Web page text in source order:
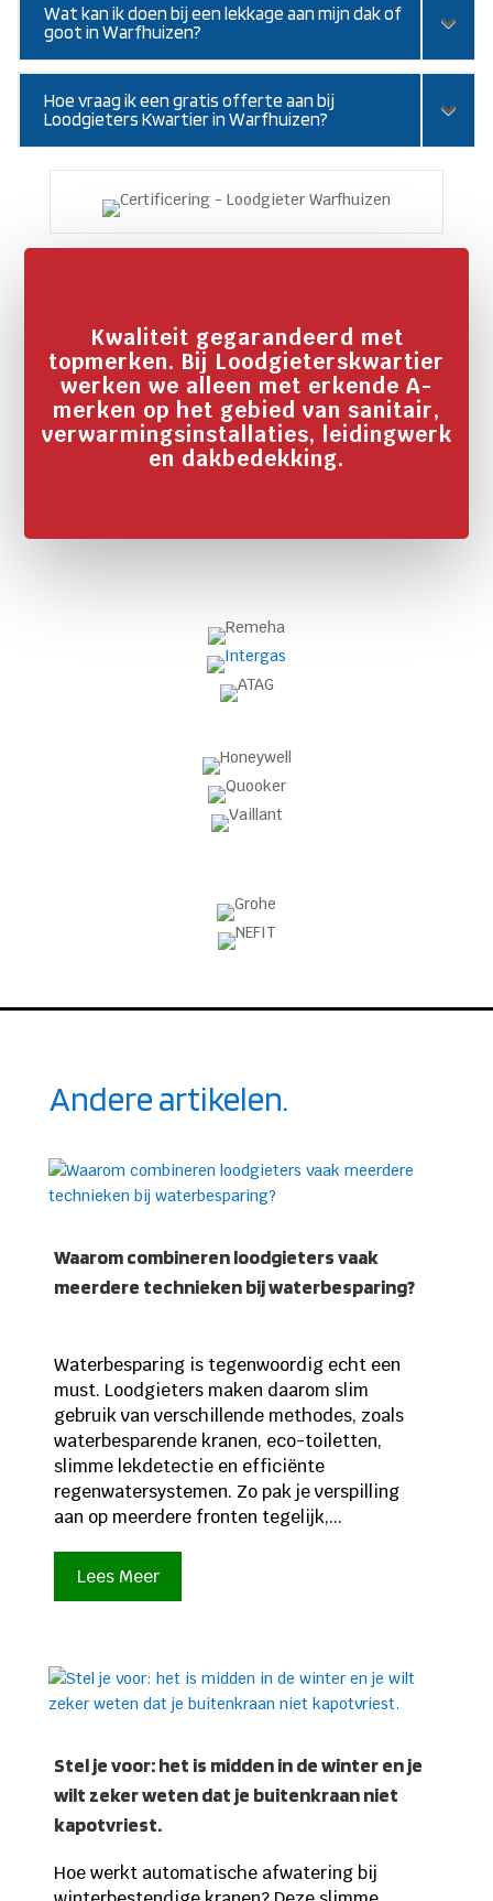
Wat kan ik doen bij een lekkage aan mijn dak of
goot in Warfhuizen?
Hoe vraag ik een gratis offerte aan bij
Loodgieters Kwartier in Warfhuizen?
Kwaliteit gegarandeerd met
topmerken. Bij Loodgieterskwartier
werken we alleen met erkende A-
merken op het gebied van sanitair,
verwarmingsinstallaties, leidingwerk
en dakbedekking.
Andere artikelen.
Waarom combineren loodgieters vaak
meerdere technieken bij waterbesparing?
Waterbesparing is tegenwoordig echt een
must. Loodgieters maken daarom slim
gebruik van verschillende methodes, zoals
waterbesparende kranen, eco-toiletten,
slimme lekdetectie en efficiënte
regenwatersystemen. Zo pak je verspilling
aan op meerdere fronten tegelijk,...
Lees Meer
Stel je voor: het is midden in de winter en je
wilt zeker weten dat je buitenkraan niet
kapotvriest.
Hoe werkt automatische afwatering bij